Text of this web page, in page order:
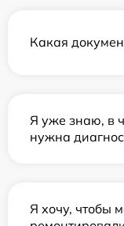
Какая
Я уже знаю, в
нужна
Я хочу, чтобы